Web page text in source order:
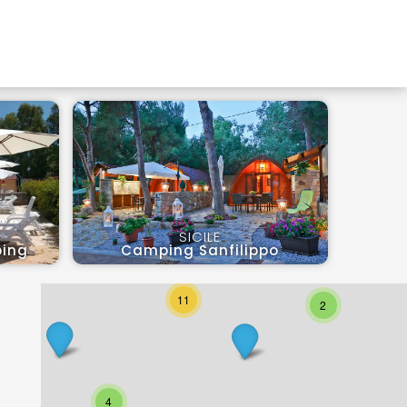
2
2
4
4
11
SICILE
Camping Sanfilippo